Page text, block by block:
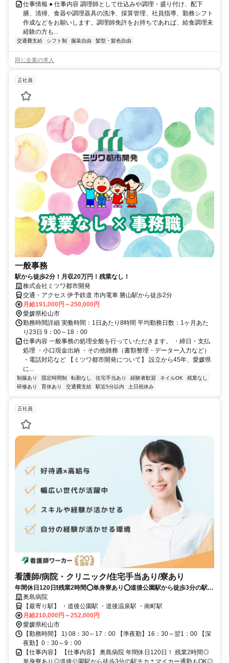
仕事情報 ● 仕事内容 調理師として仕込みや調理・盛り付け、配下
膳、清掃、食器や調理器具の洗浄、採算管理、社員指導、勤務シフト
作成などをお願いします。調理師免許をお持ちであれば、給食調理未
経験の方も...
交通費支給 シフト制 服装自由 髪型・髪色自由
同じ企業の求人
正社員
一般事務
駅から徒歩2分！月収20万円！残業なし！
株式会社ミツワ都市開発
交通・アクセス 伊予鉄道 市内電車 勝山駅から徒歩2分
月給191,000円～250,000円
愛媛県松山市
勤務時間詳細 実働時間：1日あたり8時間 平均勤務日数：1ヶ月あた
り23日 9：00～18：00
仕事内容 一般事務の処理全般を行っていただきます。 ・締日・支払
処理 ・小口現金出納 ・その他雑務（書類整理・データー入力など）
・電話対応など 【ミツワ都市開発について】 設⽴から45年、愛媛県
に...
制服あり 固定時間制 転勤なし 住宅手当あり 経験者歓迎 ネイルOK
残業なし
研修あり
育休あり 交通費支給 駅近5分以内 土日祝休み
正社員
看護師/病院・クリニック/住宅手当あり/寮あり
年間休日120日❗️残業2時間⭕単身寮あり⭕道後公園駅から徒歩3分の駅チ
カ✨マイカー通勤もOK⭕≪病棟≫
奥島病院
【最寄り駅】 ・道後公園駅 ・道後温泉駅 ・南町駅
月給210,000円～252,000円
愛媛県松山市
【勤務時間】 1) 08：30～17：00 【準夜勤】16：30～翌1：00 【深
夜勤】0：30～9：00
【仕事内容】 【仕事内容】 奥島病院 年間休日120日！ 残業2時間◎